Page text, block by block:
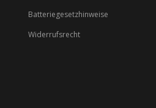
Batteriegesetzhinweise
Widerrufsrecht